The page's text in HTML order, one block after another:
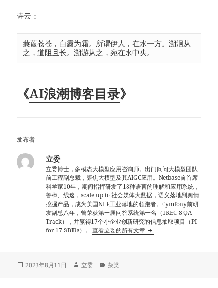
诗云：
蒹葭苍苍，白露为霜。所谓伊人，在水一方。溯洄从
之，道阻且长。溯游从之，宛在水中央。
《AI浪潮博客目录》
发布者
立委
立委博士，多模态大模型应用咨询师。出门问问大模型团队
前工程副总裁，聚焦大模型及其AIGC应用。Netbase前首席
科学家10年，期间指挥研发了18种语言的理解和应用系统，
鲁棒、线速，scale up to 社会媒体大数据，语义落地到舆情
挖掘产品，成为美国NLP工业落地的领跑者。Cymfony前研
发副总八年，曾荣获第一届问答系统第一名（TREC-8 QA
Track），并赢得17个小企业创新研究的信息抽取项目（PI
for 17 SBIRs）。查看立委的所有文章
发
2023年8月11日
作
立委
分
杂类